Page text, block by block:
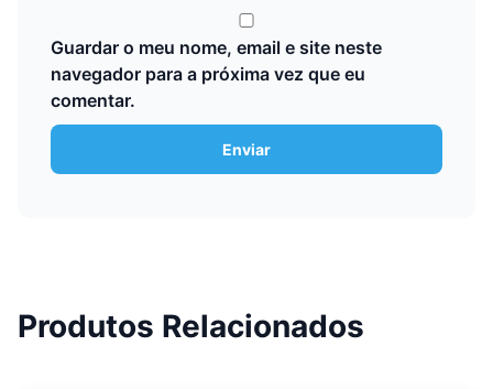
Guardar o meu nome, email e site neste
navegador para a próxima vez que eu
comentar.
Produtos Relacionados